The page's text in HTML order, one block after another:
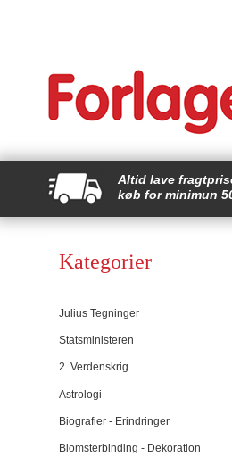
Altid lave
køb for minimun
Kategorier
Julius Tegninger
Statsministeren
2. Verdenskrig
Astrologi
Biografier - Erindringer
Blomsterbinding - Dekoration